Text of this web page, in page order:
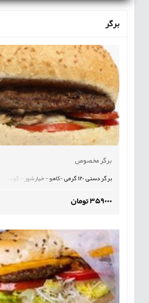
برگر
برگر مخصوص
برگر دستی 120 گرمی -کاهو - خیارشور - گوجه
359000 تومان